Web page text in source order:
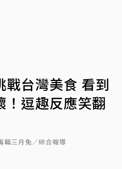
戰台灣美食 看到
！逗趣反應笑翻
輯三月兔／綜合報導